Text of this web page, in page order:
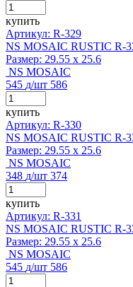
купить
Артикул: R-329
NS MOSAIC RUSTIC R-
Размер: 29.55 x 25.6
NS MOSAIC
545 д/шт 586
купить
Артикул: R-330
NS MOSAIC RUSTIC R-
Размер: 29.55 x 25.6
NS MOSAIC
348 д/шт 374
купить
Артикул: R-331
NS MOSAIC RUSTIC R-
Размер: 29.55 x 25.6
NS MOSAIC
545 д/шт 586